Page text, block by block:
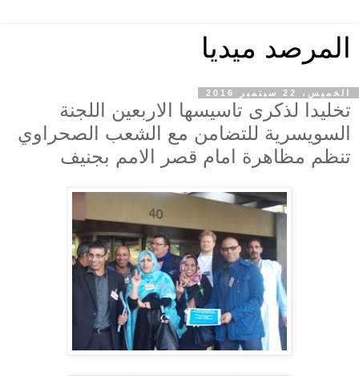
المرصد ميديا
الخميس، 22 سبتمبر 2016
تخليدا لذكرى تاسيسها الاربعين اللجنة
السويسرية للتضامن مع الشعب الصحراوي
تنظم مظاهرة امام قصر الامم بجنيف